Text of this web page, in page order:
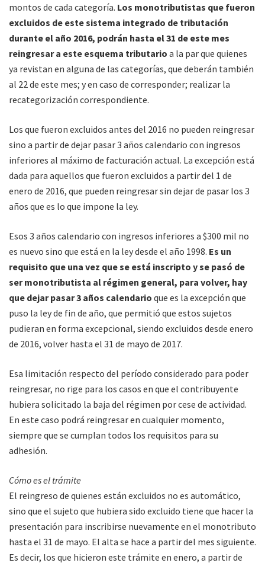
montos de cada categoría. Los monotributistas que fueron
excluidos de este sistema integrado de tributación
durante el año 2016, podrán hasta el 31 de este mes
reingresar a este esquema tributario a la par que quienes
ya revistan en alguna de las categorías, que deberán también
al 22 de este mes; y en caso de corresponder; realizar la
recategorización correspondiente.
Los que fueron excluidos antes del 2016 no pueden reingresar
sino a partir de dejar pasar 3 años calendario con ingresos
inferiores al máximo de facturación actual. La excepción está
dada para aquellos que fueron excluidos a partir del 1 de
enero de 2016, que pueden reingresar sin dejar de pasar los 3
años que es lo que impone la ley.
Esos 3 años calendario con ingresos inferiores a $300 mil no
es nuevo sino que está en la ley desde el año 1998. Es un
requisito que una vez que se está inscripto y se pasó de
ser monotributista al régimen general, para volver, hay
que dejar pasar 3 años calendario que es la excepción que
puso la ley de fin de año, que permitió que estos sujetos
pudieran en forma excepcional, siendo excluidos desde enero
de 2016, volver hasta el 31 de mayo de 2017.
Esa limitación respecto del período considerado para poder
reingresar, no rige para los casos en que el contribuyente
hubiera solicitado la baja del régimen por cese de actividad.
En este caso podrá reingresar en cualquier momento,
siempre que se cumplan todos los requisitos para su
adhesión.
Cómo es el trámite
El reingreso de quienes están excluidos no es automático,
sino que el sujeto que hubiera sido excluido tiene que hacer la
presentación para inscribirse nuevamente en el monotributo
hasta el 31 de mayo. El alta se hace a partir del mes siguiente.
Es decir, los que hicieron este trámite en enero, a partir de